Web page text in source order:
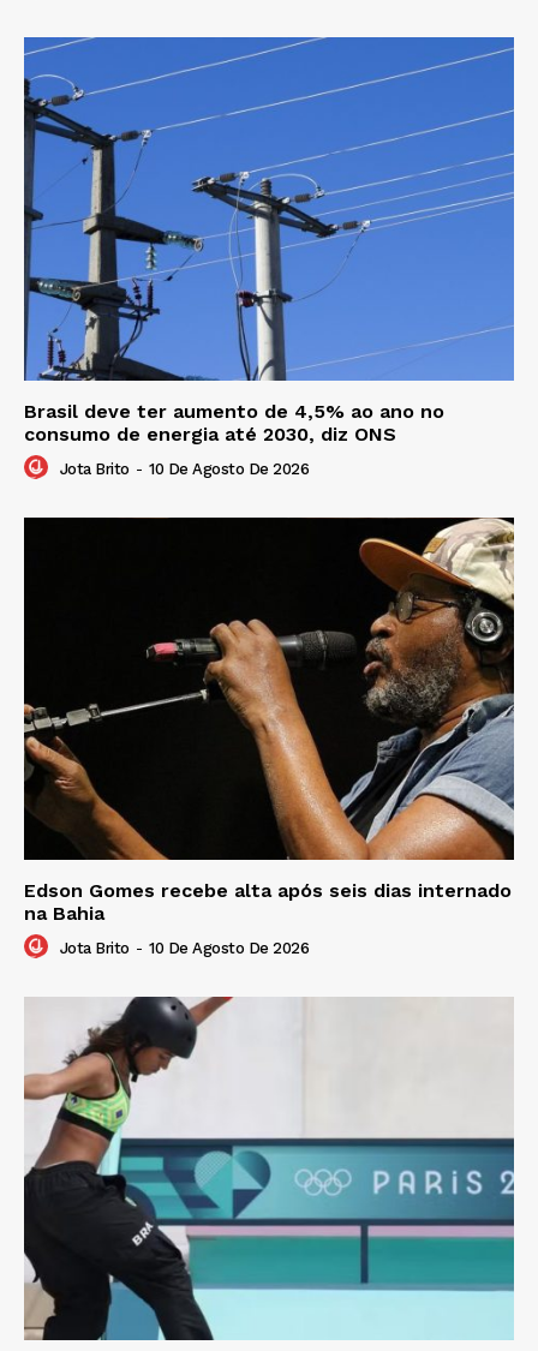
Brasil deve ter aumento de 4,5% ao ano no
consumo de energia até 2030, diz ONS
Jota Brito - 10 De Agosto De 2026
Edson Gomes recebe alta após seis dias internado
na Bahia
Jota Brito - 10 De Agosto De 2026